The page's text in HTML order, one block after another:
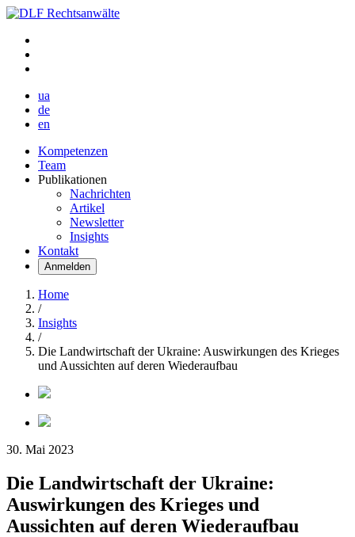
ua
de
en
Kompetenzen
Team
Publikationen
Nachrichten
Artikel
Newsletter
Insights
Kontakt
Anmelden
Home
/
Insights
/
Die Landwirtschaft der Ukraine: Auswirkungen des Krieges
und Aussichten auf deren Wiederaufbau
30. Mai 2023
Die Landwirtschaft der Ukraine:
Auswirkungen des Krieges und
Aussichten auf deren Wiederaufbau